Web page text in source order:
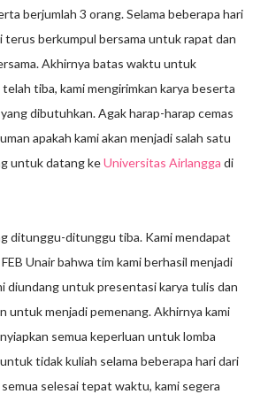
berjumlah 3 orang. Selama beberapa hari
terus berkumpul bersama untuk rapat dan
Akhirnya batas waktu untuk
tiba, kami mengirimkan karya beserta
dibutuhkan. Agak harap-harap cemas
apakah kami akan menjadi salah satu
untuk datang keUniversitas Airlangga di
ditunggu-ditunggu tiba. Kami mendapat
Unair bahwa tim kami berhasil menjadi
diundang untuk presentasi karya tulis dan
untuk menjadi pemenang. Akhirnya kami
semua keperluan untuk lomba
tidak kuliah selama beberapa hari dari
selesai tepat waktu, kami segera